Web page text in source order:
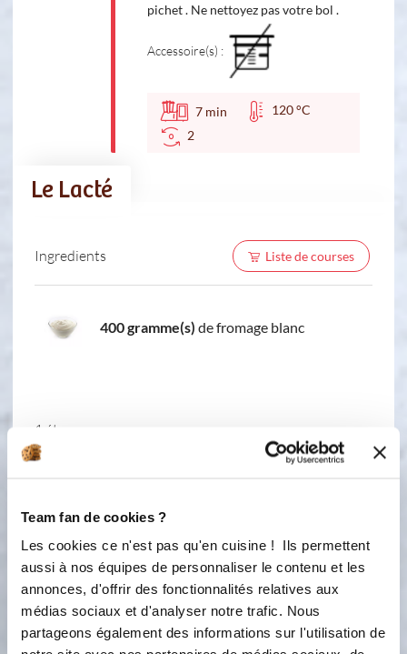
Team fan de cookies ?
Les cookies ce n'est pas qu'en cuisine ! Ils permettent
aussi à nos équipes de personnaliser le contenu et les
annonces, d'offrir des fonctionnalités relatives aux
médias sociaux et d'analyser notre trafic. Nous
partageons également des informations sur l'utilisation de
pichet . Ne nettoyez pas votre bol .
Accessoire(s) :
7 min
120 °C
2
Le Lacté
Ingredients Liste de courses
400 gramme(s) de fromage blanc
1 étape
1
versez le fromage blanc dans la
préparation, et lancez le mélange .
Posez vos empreintes savarins sur
une grille perforée . En fin de cycle ,
empreintes et réservez au
réfrigérateur minimum 1 heure .